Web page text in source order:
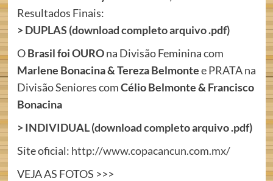
Resultados Finais:
> DUPLAS (download completo arquivo .pdf)
OBrasil foi OUROna Divisão Feminina com
Marlene Bonacina & Tereza Belmontee PRATA na
Divisão Seniores comCélio Belmonte & Francisco
Bonacina
> INDIVIDUAL (download completo arquivo .pdf)
Site oficial: http://www.copacancun.com.mx/
VEJA AS FOTOS >>>